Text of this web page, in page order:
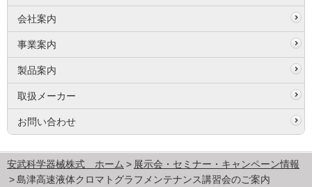
会社案内
事業案内
製品案内
取扱メーカー
お問い合わせ
安武科学器械株式 ホーム
展示会・セミナー・キャンペーン情報
島津高速液体クロマトグラフメンテナンス講習会のご案内